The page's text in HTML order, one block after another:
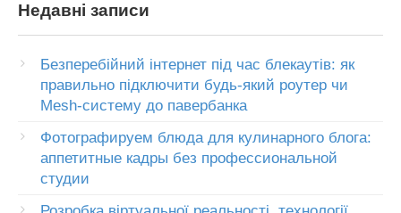
Недавні записи
Безперебійний інтернет під час блекаутів: як
правильно підключити будь-який роутер чи
Mesh-систему до павербанка
Фотографируем блюда для кулинарного блога:
аппетитные кадры без профессиональной
студии